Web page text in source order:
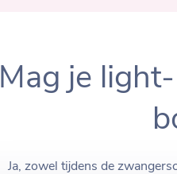
Mag je
Ja, zowel tijdens de